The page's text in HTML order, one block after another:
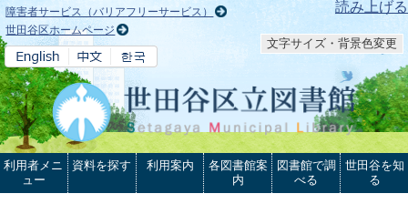
本文へ 読み上げる
障害者サービス（バリアフリーサービス）
世田谷区ホームページ
文字サイズ・背景色変更
利用者メニ
ュー
資料を探す 利用案内
各図書館案
内
図書館で調
べる
世田谷を知
る